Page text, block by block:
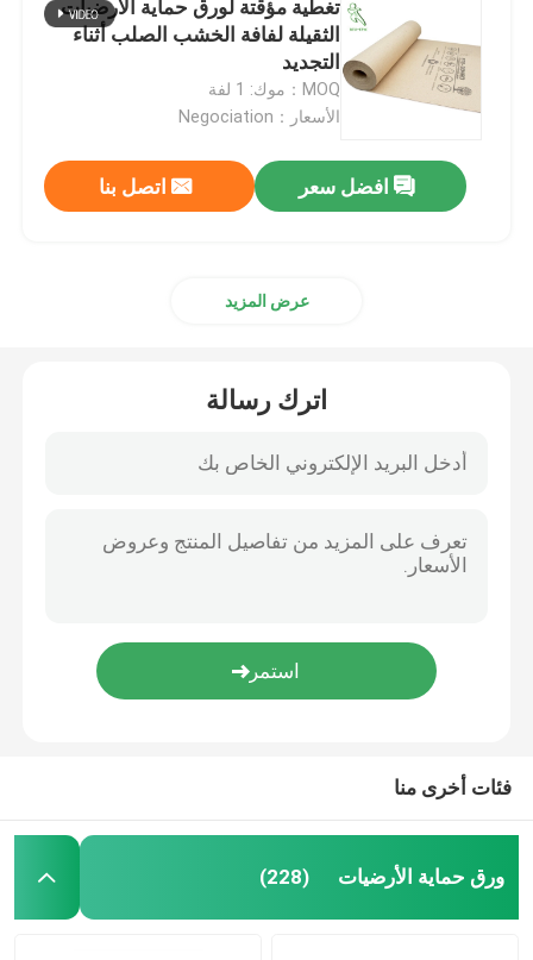
اختبار ورقة اينر
حماية أرضية مؤقتة
تغطية مؤقتة لورق حماية الأرضيات
الثقيلة لفافة الخشب الصلب أثناء
التجديد
MOQ：موك: 1 لفة
الأسعار：Negociation
افضل سعر اتصل بنا
عرض المزيد
اترك رسالة
فئات أخرى منا
ورق حماية الأرضيات (228)